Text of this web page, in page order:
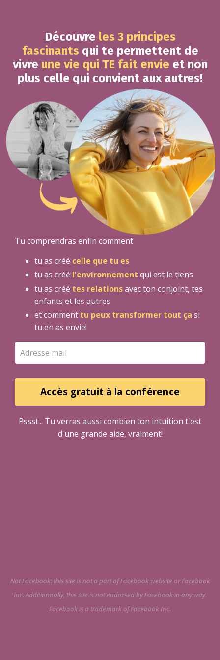
Découvre les 3 principes
fascinants qui te permettent de
vivre une vie qui TE fait envie et non
plus celle qui convient aux autres!
Tu comprendras enfin comment
tu as créé celle que tu es
tu as créé l'environnement qui est le tiens
tu as créé tes relationsavec ton conjoint, tes
enfants et les autres
et comment tu peux transformer tout ça si
tu en as envie!
Accès gratuit à la conférence
Pssst... Tu verras aussi combien ton intuition t'est
d'une grande aide, vraiment!
Not Facebook: this site is not a part of Facebook website or Facebook
Inc. Additionnally, this site is not endorsed by Facebook in any way.
Facebook is a trademark of Facebook Inc.